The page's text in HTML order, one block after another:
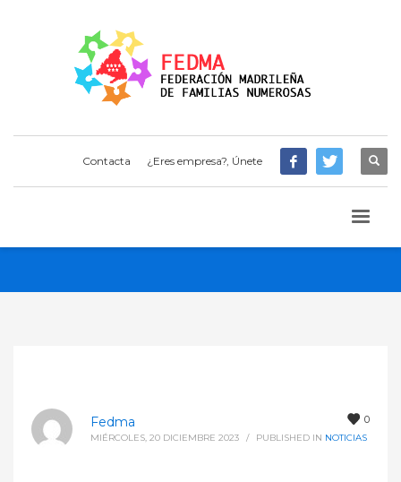
Contacta ¿Eres empresa?, Únete
0
Fedma
MIÉRCOLES, 20 DICIEMBRE 2023 / PUBLISHED IN NOTICIAS